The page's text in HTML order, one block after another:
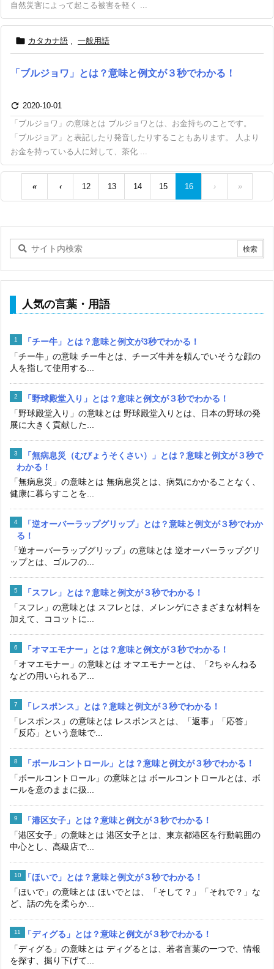
自然災害によって起こる被害を軽く ...
 カタカナ語 , 一般用語
「ブルジョワ」とは？意味と例文が３秒でわかる！
 2020-10-01
「ブルジョワ」の意味とは ブルジョワとは、お金持ちのことです。
「ブルジョア」と表記したり発音したりすることもあります。 人より
お金を持っている人に対して、茶化 ...
« ‹ 12 13 14 15 16 › »
人気の言葉・用語
「チー牛」とは？意味と例文が3秒でわかる！
「チー牛」の意味 チー牛とは、チーズ牛丼を頼んでいそうな顔の
人を指して使用する...
「野球殿堂入り」とは？意味と例文が３秒でわかる！
「野球殿堂入り」の意味とは 野球殿堂入りとは、日本の野球の発
展に大きく貢献した...
「無病息災（むびょうそくさい）」とは？意味と例文が３秒で
わかる！
「無病息災」の意味とは 無病息災とは、病気にかかることなく、
健康に暮らすことを...
「逆オーバーラップグリップ」とは？意味と例文が３秒でわか
る！
「逆オーバーラップグリップ」の意味とは 逆オーバーラップグリ
ップとは、ゴルフの...
「スフレ」とは？意味と例文が３秒でわかる！
「スフレ」の意味とは スフレとは、メレンゲにさまざまな材料を
加えて、ココットに...
「オマエモナー」とは？意味と例文が３秒でわかる！
「オマエモナー」の意味とは オマエモナーとは、「2ちゃんねる
などの用いられるア...
「レスポンス」とは？意味と例文が３秒でわかる！
「レスポンス」の意味とは レスポンスとは、「返事」「応答」
「反応」という意味で...
「ボールコントロール」とは？意味と例文が３秒でわかる！
「ボールコントロール」の意味とは ボールコントロールとは、ボ
ールを意のままに扱...
「港区女子」とは？意味と例文が３秒でわかる！
「港区女子」の意味とは 港区女子とは、東京都港区を行動範囲の
中心とし、高級店で...
「ほいで」とは？意味と例文が３秒でわかる！
「ほいで」の意味とは ほいでとは、「そして？」「それで？」な
ど、話の先を柔らか...
「ディグる」とは？意味と例文が３秒でわかる！
「ディグる」の意味とは ディグるとは、若者言葉の一つで、情報
を探す、掘り下げて...